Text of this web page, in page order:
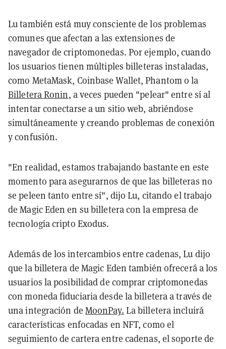
Lu también está muy consciente de los problemas
comunes que afectan a las extensiones de
navegador de criptomonedas. Por ejemplo, cuando
los usuarios tienen múltiples billeteras instaladas,
como MetaMask, Coinbase Wallet, Phantom o la
Billetera Ronin, a veces pueden "pelear" entre sí al
intentar conectarse a un sitio web, abriéndose
simultáneamente y creando problemas de conexión
y confusión.
"En realidad, estamos trabajando bastante en este
momento para asegurarnos de que las billeteras no
se peleen tanto entre sí", dijo Lu, citando el trabajo
de Magic Eden en su billetera con la empresa de
tecnología cripto Exodus.
Además de los intercambios entre cadenas, Lu dijo
que la billetera de Magic Eden también ofrecerá a los
usuarios la posibilidad de comprar criptomonedas
con moneda fiduciaria desde la billetera a través de
una integración de MoonPay. La billetera incluirá
características enfocadas en NFT, como el
seguimiento de cartera entre cadenas, el soporte de